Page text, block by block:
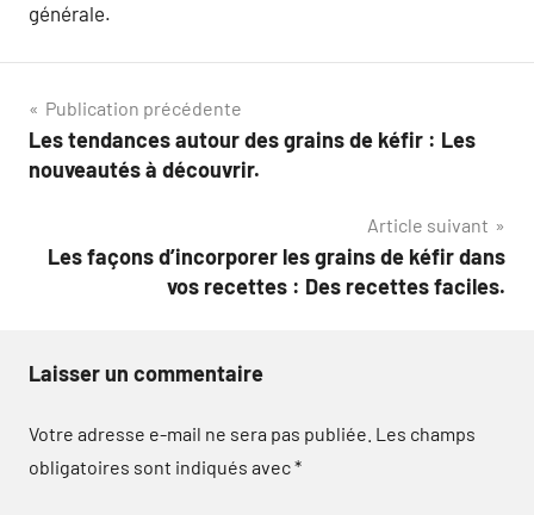
générale.
Navigation
de
Publication précédente
Les tendances autour des grains de kéfir : Les
nouveautés à découvrir.
Article suivant
Les façons d’incorporer les grains de kéfir dans
vos recettes : Des recettes faciles.
Laisser un commentaire
Votre adresse e-mail ne sera pas publiée. Les champs
obligatoires sont indiqués avec*